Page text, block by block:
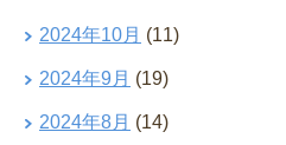
2024年10月 (11)
2024年9月 (19)
2024年8月 (14)